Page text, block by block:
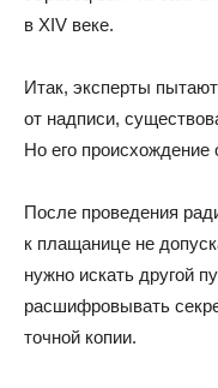
в XIV веке.
Итак, эксперты
от надписи,
Но его происхождение
После проведения
к плащанице не
нужно искать другой
расшифровывать
точной копии.